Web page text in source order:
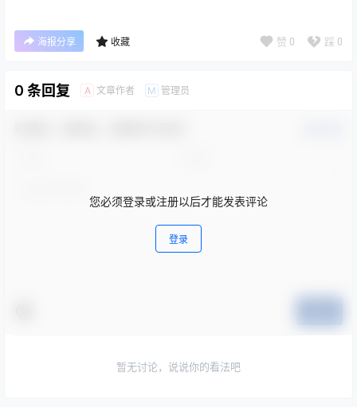
海报分享 收藏 赞 0 踩 0
0 条回复 A 文章作者 M 管理员
您必须登录或注册以后才能发表评论
登录
暂无讨论，说说你的看法吧